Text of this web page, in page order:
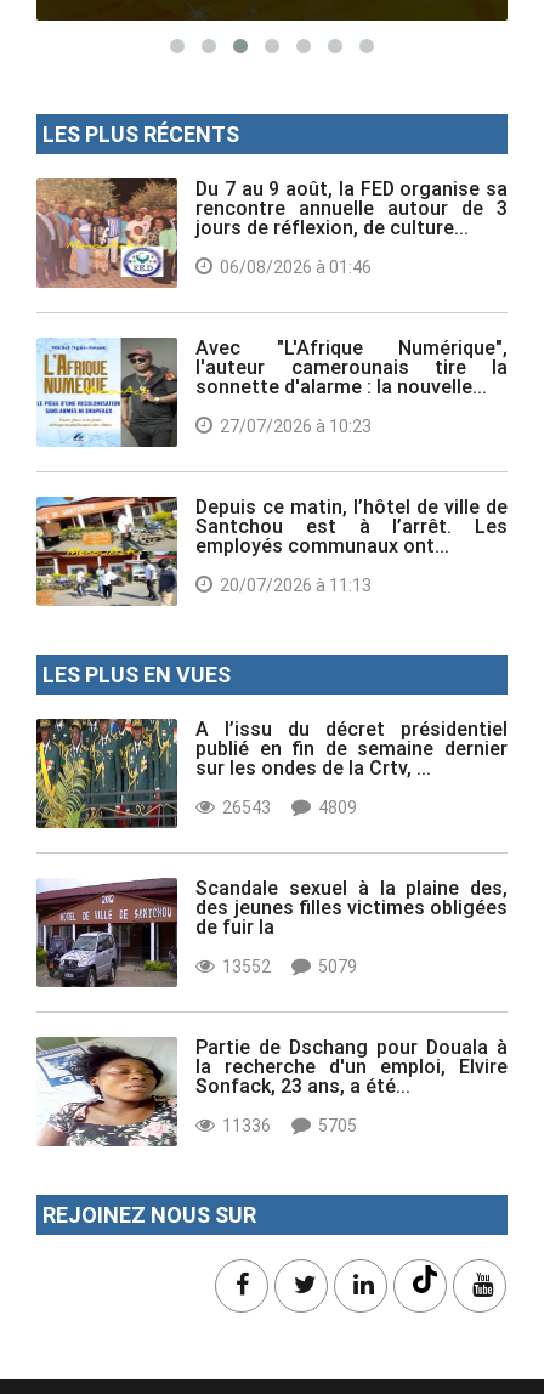
LES PLUS RÉCENTS
Du 7 au 9 août, la FED organise sa
rencontre annuelle autour de 3
jours de réflexion, de culture...
06/08/2026 à 01:46
Avec "L'Afrique Numérique",
l'auteur camerounais tire la
sonnette d'alarme : la nouvelle...
27/07/2026 à 10:23
Depuis ce matin, l’hôtel de ville de
Santchou est à l’arrêt. Les
employés communaux ont...
20/07/2026 à 11:13
LES PLUS EN VUES
A l’issu du décret présidentiel
publié en fin de semaine dernier
sur les ondes de la Crtv, ...
26543 4809
Scandale sexuel à la plaine des,
des jeunes filles victimes obligées
de fuir la
13552 5079
Partie de Dschang pour Douala à
la recherche d'un emploi, Elvire
Sonfack, 23 ans, a été...
11336 5705
REJOINEZ NOUS SUR